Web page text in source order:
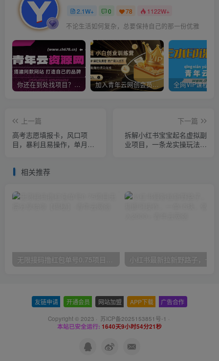
2.1W+ 0 78 1122W+
不论生活如何复杂，总要保持自己的那一份优雅
你还在到处找项目？还在当韭菜？我靠卖项目一个月收入5万+，曾经我也是个失败者。 加入青年云网创会员，全站资源免费学习。加入高级合伙人，推广日入1000+
上一篇
高考志愿填报卡，风口项
目，暴利且易操作，单月捞
下一篇
拆解小红书宝宝起名虚拟副
业项目，一条龙实操玩法分
相关推荐
无限接码撸红包单号0.75项目无偿分享给你【揭秘】
友链申请 开通会员 网站加盟 APP下载 广告合作
Copyright © 2023 · 苏ICP备2025153851号-1 ·
本站已安全运行: 1640天9小时54分21秒